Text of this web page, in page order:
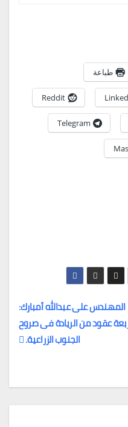
طباعة
Reddit
Telegram
المهندس على عبدالله أمبارك:
عقود من الريادة فى صروح
الجنوب الزراعية.